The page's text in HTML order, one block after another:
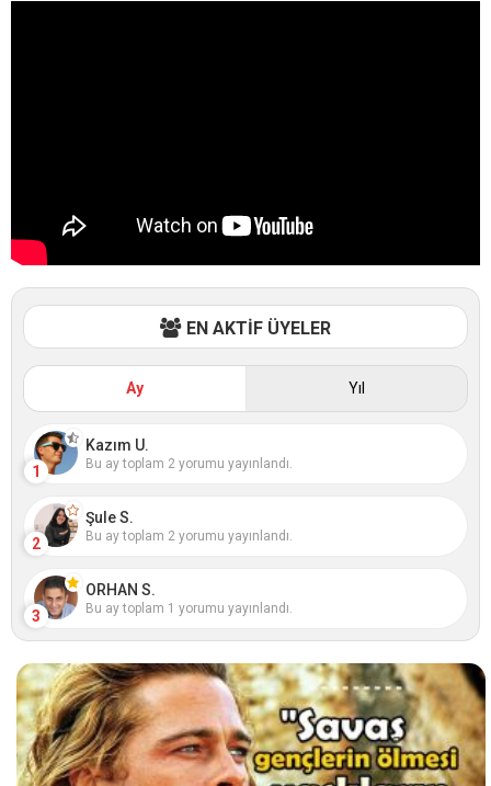
EN AKTİF ÜYELER
Ay Yıl
1
Kazım U.
Bu ay toplam 2 yorumu yayınlandı.
2
Şule S.
Bu ay toplam 2 yorumu yayınlandı.
3
ORHAN S.
Bu ay toplam 1 yorumu yayınlandı.